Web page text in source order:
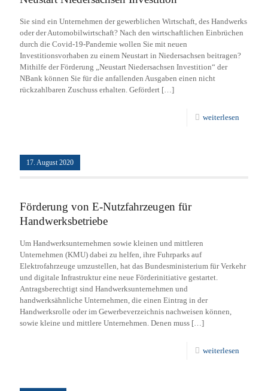
Sie sind ein Unternehmen der gewerblichen Wirtschaft, des Handwerks
oder der Automobilwirtschaft? Nach den wirtschaftlichen Einbrüchen
durch die Covid-19-Pandemie wollen Sie mit neuen
Investitionsvorhaben zu einem Neustart in Niedersachsen beitragen?
Mithilfe der Förderung „Neustart Niedersachsen Investition“ der
NBank können Sie für die anfallenden Ausgaben einen nicht
rückzahlbaren Zuschuss erhalten. Gefördert […]
weiterlesen
17. August 2020
Förderung von E-Nutzfahrzeugen für
Handwerksbetriebe
Um Handwerksunternehmen sowie kleinen und mittleren
Unternehmen (KMU) dabei zu helfen, ihre Fuhrparks auf
Elektrofahrzeuge umzustellen, hat das Bundesministerium für Verkehr
und digitale Infrastruktur eine neue Förderinitiative gestartet.
Antragsberechtigt sind Handwerksunternehmen und
handwerksähnliche Unternehmen, die einen Eintrag in der
Handwerksrolle oder im Gewerbeverzeichnis nachweisen können,
sowie kleine und mittlere Unternehmen. Denen muss […]
weiterlesen